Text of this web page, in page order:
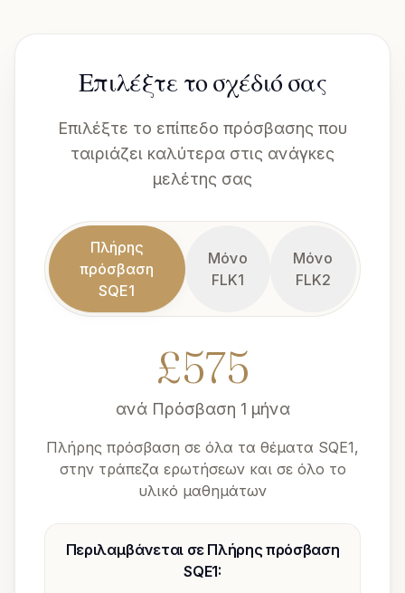
Επιλέξτε το σχέδιό σας
Επιλέξτε το επίπεδο πρόσβασης που
ταιριάζει καλύτερα στις ανάγκες
μελέτης σας
Πλήρης
πρόσβαση
SQE1
Μόνο
FLK1
Μόνο
FLK2
£575
ανά Πρόσβαση 1 μήνα
Πλήρης πρόσβαση σε όλα τα θέματα SQE1,
στην τράπεζα ερωτήσεων και σε όλο το
υλικό μαθημάτων
Περιλαμβάνεται σε Πλήρης πρόσβαση
SQE1: